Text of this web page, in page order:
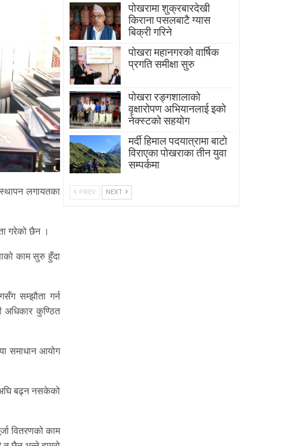
लगायतका
गरेको छैन ।
काम सुरु हुँदा
सम्झौता गर्न
अधिकार कुण्ठित
समाधान आयोग
अघि बढ्न नसकेको
वितरणको काम
पोखरामा शुक्रबारदेखी
किराना पसलबाटै ग्यास
बिक्री गरिने
पोखरा महानगरको वार्षिक
प्रगति समीक्षा सुरु
पोखरा रङ्गशालाको
वृक्षारोपण अभियानलाई इको
नेक्स्टको सहयोग
मर्दी हिमाल पदयात्रामा बाटाे
विराएका पाेखराका तीन युवा
सम्पर्कमा
PREV NEXT